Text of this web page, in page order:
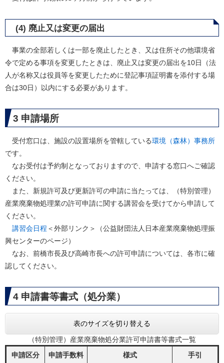
(4) 廃止又は変更の届出
事業の全部若しくは一部を廃止したとき、又は住所その他環境省
令で定める事項を変更したときは、廃止又は変更の届出を10日（法
人が名称又は役員等を変更したために登記事項証明書を添付する場
合は30日）以内にする必要があります。
3 申請場所
受付窓口は、施設の設置場所を管轄している環境（森林）事務所
です。
なお受付は予約制となっておりますので、申請する窓口へご確認
ください。
また、新規許可及び更新許可の申請に当たっては、（特別管理）
産業廃棄物処理業の許可申請に関する講習会を受けてから申請して
ください。
講習会日程 ＜外部リンク＞
（公益財団法人日本産業廃棄物処理振
興センターのページ）
なお、前橋市長及び高崎市長への許可申請については、各市に確
認してください。
4 申請書等書式（処分業）
表のサイズを切り替える
（特別管理）産業廃棄物処分業許可申請書等書式一覧
申請区分
申請手数料 様式 手引